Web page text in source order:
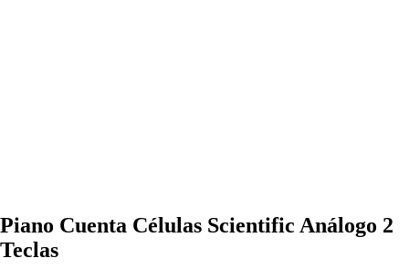
Piano Cuenta Células Scientific Análogo 2
Teclas